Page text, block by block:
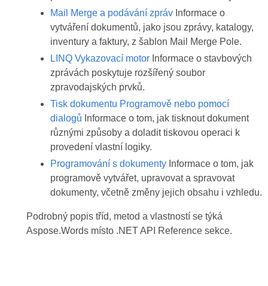
Mail Merge a podávání zprávInformace o
vytváření dokumentů, jako jsou zprávy, katalogy,
inventury a faktury, z šablon Mail Merge Pole.
LINQ Vykazovací motorInformace o stavbových
zprávách poskytuje rozšířený soubor
zpravodajských prvků.
Tisk dokumentu Programově nebo pomocí
dialogů Informace o tom, jak tisknout dokument
různými způsoby a doladit tiskovou operaci k
provedení vlastní logiky.
Programování s dokumentyInformace o tom, jak
programově vytvářet, upravovat a spravovat
dokumenty, včetně změny jejich obsahu i vzhledu.
Podrobný popis tříd, metod a vlastností se týká
Aspose.Words místo .NET API Reference sekce.